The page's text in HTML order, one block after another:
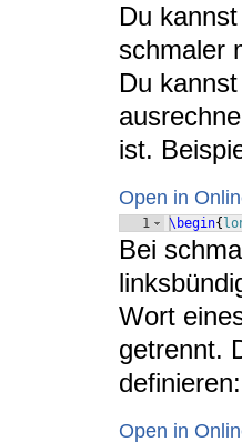
Du
schmaler
Du
ist.
Open in
1 \begin{
Bei
Wort
getrennt.
definieren:
Open in